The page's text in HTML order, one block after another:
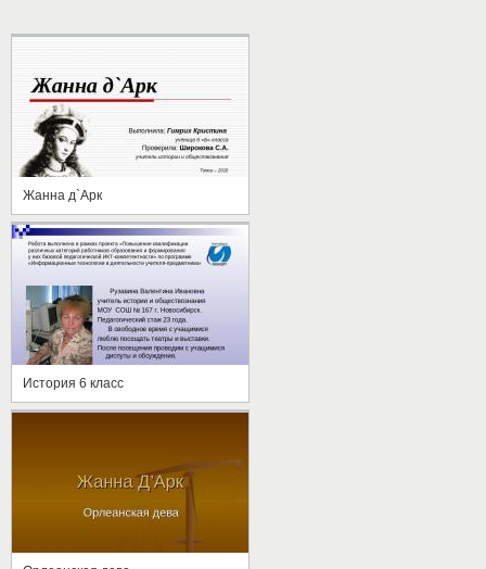
Жанна д`Арк
История 6 класс